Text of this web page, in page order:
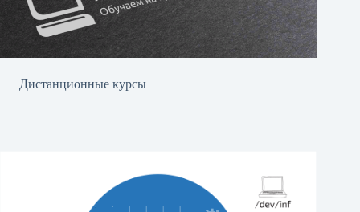
Дистанционные курсы